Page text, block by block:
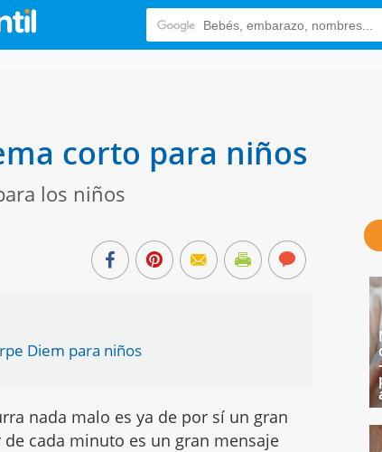
corto para niños
los niños
Diem para niños
nada malo es ya de por sí un gran
cada minuto es un gran mensaje